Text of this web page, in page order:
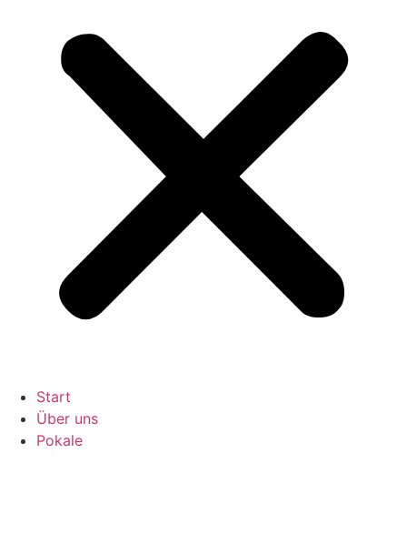
Start
Über uns
Pokale